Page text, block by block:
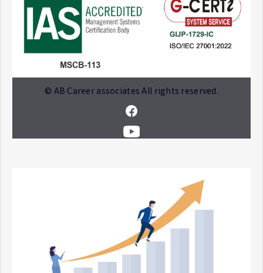
© AB Career associates All rights reserved.